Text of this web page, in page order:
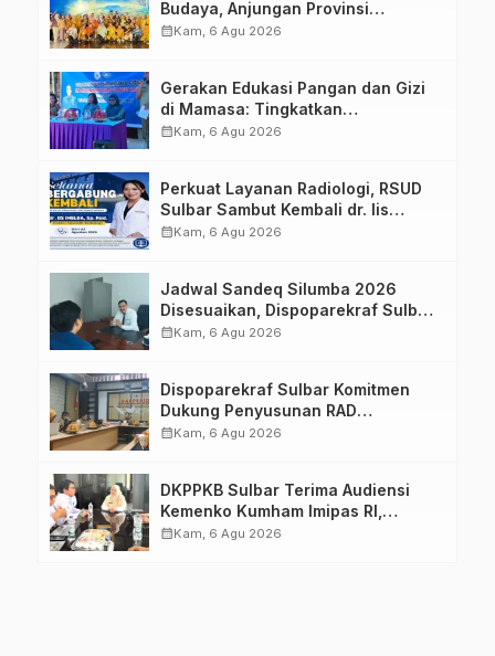
Budaya, Anjungan Provinsi
Sulawesi Barat Perkuat Kolaborasi
calendar_monthKam, 6 Agu 2026
Gerakan Edukasi Pangan dan Gizi
di Mamasa: Tingkatkan
Pengetahuan dan Keterampilan
calendar_monthKam, 6 Agu 2026
Perkuat Layanan Radiologi, RSUD
Sulbar Sambut Kembali dr. Iis
Imelda, Sp.Rad
calendar_monthKam, 6 Agu 2026
Jadwal Sandeq Silumba 2026
Disesuaikan, Dispoparekraf Sulbar
Pastikan Persiapan Tetap
calendar_monthKam, 6 Agu 2026
Dispoparekraf Sulbar Komitmen
Dukung Penyusunan RAD
TPB/SDGs Sulawesi Barat
calendar_monthKam, 6 Agu 2026
DKPPKB Sulbar Terima Audiensi
Kemenko Kumham Imipas RI,
Perkuat Pelayanan Kesehatan bagi
calendar_monthKam, 6 Agu 2026